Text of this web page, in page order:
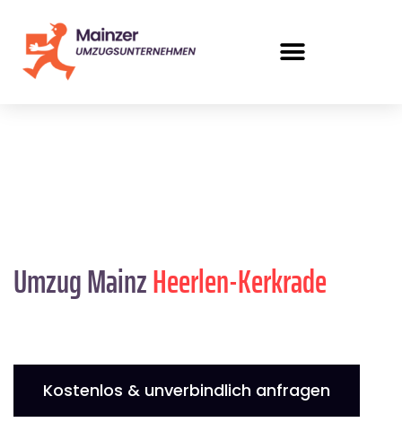
Umzug MainzHeerlen-Kerkrade
Kostenlos & unverbindlich anfragen